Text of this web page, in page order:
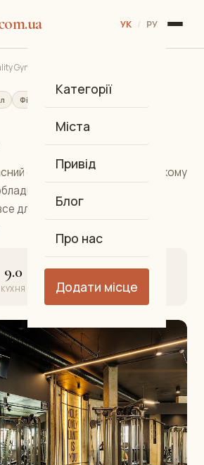
УК / РУ
Категорії
Міста
Привід
Блог
Про нас
Додати місце
Gym
Фітнес та тренажерний зал
фітнес-центр у Голосіївському
та досвідченими
для досягнення ваших
9.0
КУХНЯ
9.3
АТМОСФЕРА
9.2
СЕРВІС